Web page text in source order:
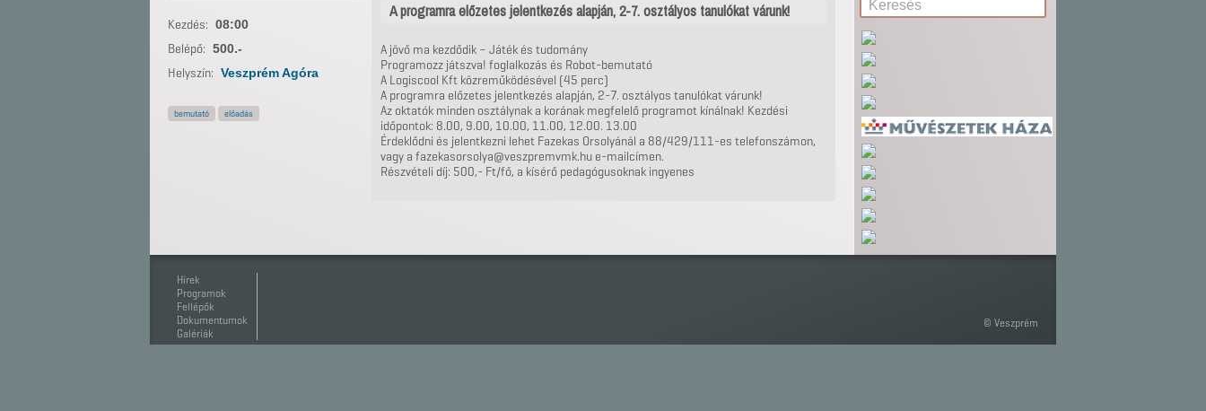
A programra előzetes jelentkezés alapján, 2-7. osztályos tanulókat várunk!
A jövő ma kezdődik – Játék és tudomány
Programozz játszva! foglalkozás és Robot-bemutató
A Logiscool Kft közreműködésével (45 perc)
A programra előzetes jelentkezés alapján, 2-7. osztályos tanulókat várunk!
Az oktatók minden osztálynak a korának megfelelő programot kínálnak! Kezdési
időpontok: 8.00, 9.00, 10.00, 11.00, 12.00. 13.00
Érdeklődni és jelentkezni lehet Fazekas Orsolyánál a 88/429/111-es telefonszámon,
vagy a fazekasorsolya@veszpremvmk.hu e-mailcímen.
Részvételi díj: 500,- Ft/fő, a kísérő pedagógusoknak ingyenes
Kezdés: 08:00
Belépő: 500.-
Helyszín: Veszprém Agóra
bemutató előadás
Hírek
Programok
Fellépők
Dokumentumok
Galériák
© Veszprém